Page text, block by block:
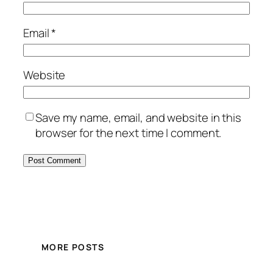
Email*
Website
Save my name, email, and website in this
browser for the next time I comment.
MORE POSTS